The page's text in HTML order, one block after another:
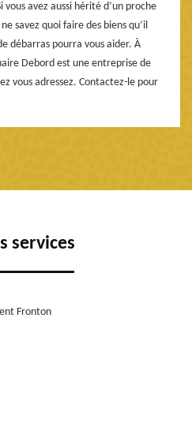
avez aussi hérité d’un proche
savez quoi faire des biens qu’il
débarras pourra vous aider. À
Debord est une entreprise de
vous adressez. Contactez-le pour
services
Fronton